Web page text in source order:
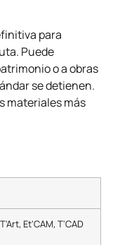
para
Puede
o a obras
se detienen.
materiales más
Et'CAM, T'CAD